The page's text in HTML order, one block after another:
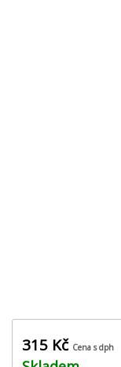
315 Kč Cena s dph